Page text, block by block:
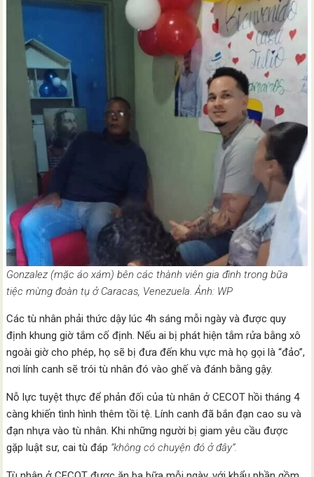
Gonzalez (mặc áo xám) bên các thành viên gia đình trong bữa
tiệc mừng đoàn tụ ở Caracas, Venezuela. Ảnh: WP
Các tù nhân phải thức dậy lúc 4h sáng mỗi ngày và được quy
định khung giờ tắm cố định. Nếu ai bị phát hiện tắm rửa bằng xô
ngoài giờ cho phép, họ sẽ bị đưa đến khu vực mà họ gọi là “đảo”,
nơi lính canh sẽ trói tù nhân đó vào ghế và đánh bằng gậy.
Nỗ lực tuyệt thực để phản đối của tù nhân ở CECOT hồi tháng 4
càng khiến tình hình thêm tồi tệ. Lính canh đã bắn đạn cao su và
đạn nhựa vào tù nhân. Khi những người bị giam yêu cầu được
gặp luật sư, cai tù đáp “không có chuyện đó ở đây”.